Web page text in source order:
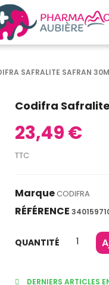
SAFRALITE SAFRAN
Codifra
23,49 €
TTC
MarqueCODIFRA
RÉFÉRENCE
QUANTITÉ
DERNIERS ARTICLES